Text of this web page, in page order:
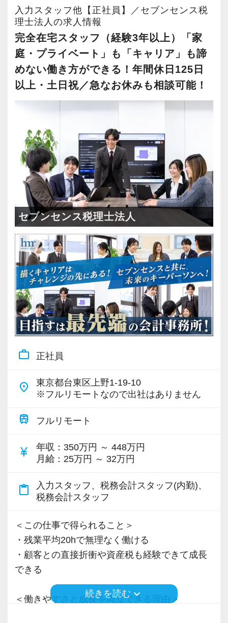
入力スタッフ他【正社員】／セブンセンス税
理士法人の求人情報
完全在宅スタッフ（経験3年以上）「家
庭・プライベート」も「キャリア」も諦
めない働き方ができる！年間休日125日
以上・土日祝／急なお休みも相談可能！
セブンセンス税理士法人
work_outline 正社員
place
東京都台東区上野1-19-10
※フルリモートなので出社はありません
train フルリモート
currency_yen 年収 ：350万円 ～ 448万円
月給 ：25万円 ～ 32万円
content_paste
入力スタッフ、税務会計スタッフ(内勤)、
税務会計スタッフ
＜この仕事で得られること＞
・残業平均20hで無理なく働ける
・顧客との直接折衝や資産税も経験できて成長
できる
＜働きやすさと成長を両立できる理由＞
続きを読むkeyboard_arrow_down